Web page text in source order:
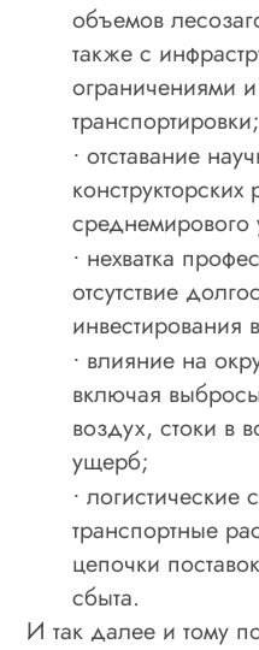
объемов
также с
ограничениями
транспортировки;
· отставание
конструкторских
среднемирового
· нехватка
отсутствие
инвестирования
· влияние на
включая
воздух, стоки в
ущерб;
· логистические
транспортные
цепочки
сбыта.
И так далее и тому